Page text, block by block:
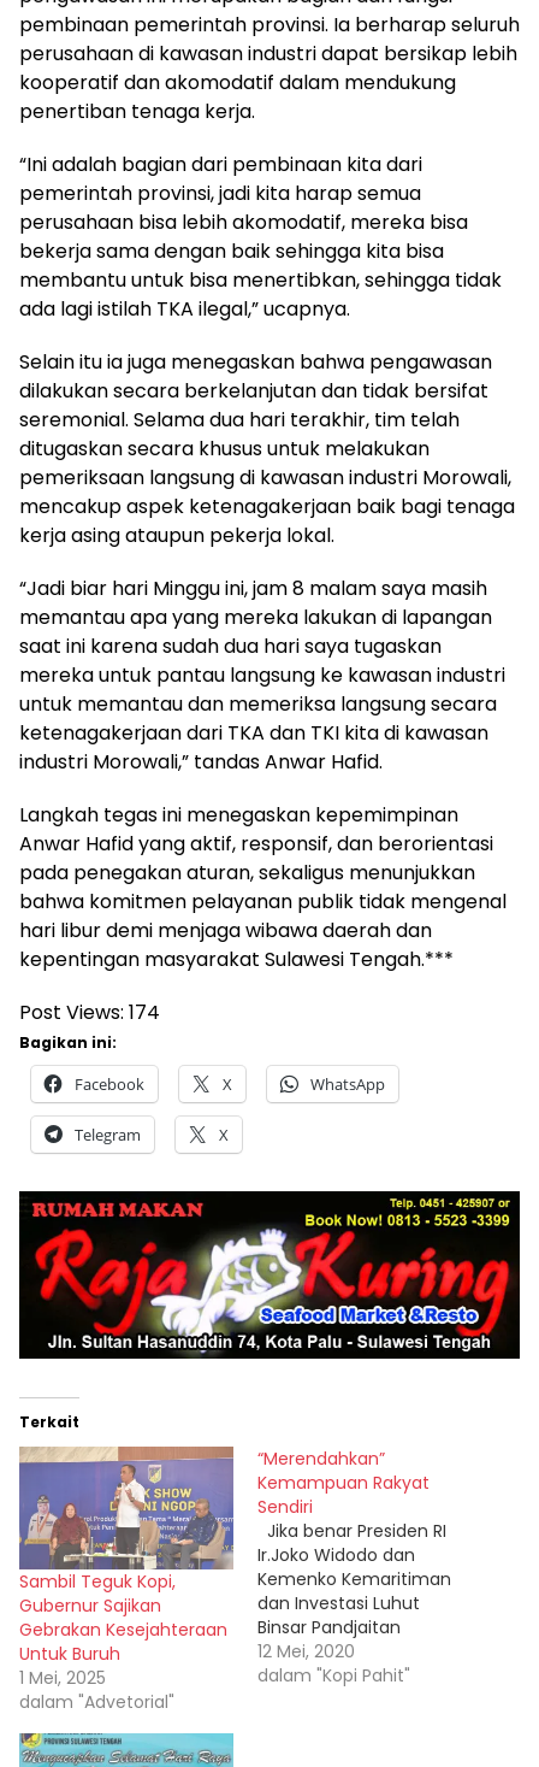
pembinaan pemerintah provinsi. Ia berharap seluruh
perusahaan di kawasan industri dapat bersikap lebih
kooperatif dan akomodatif dalam mendukung
penertiban tenaga kerja.
“Ini adalah bagian dari pembinaan kita dari
pemerintah provinsi, jadi kita harap semua
perusahaan bisa lebih akomodatif, mereka bisa
bekerja sama dengan baik sehingga kita bisa
membantu untuk bisa menertibkan, sehingga tidak
ada lagi istilah TKA ilegal,” ucapnya.
Selain itu ia juga menegaskan bahwa pengawasan
dilakukan secara berkelanjutan dan tidak bersifat
seremonial. Selama dua hari terakhir, tim telah
ditugaskan secara khusus untuk melakukan
pemeriksaan langsung di kawasan industri Morowali,
mencakup aspek ketenagakerjaan baik bagi tenaga
kerja asing ataupun pekerja lokal.
“Jadi biar hari Minggu ini, jam 8 malam saya masih
memantau apa yang mereka lakukan di lapangan
saat ini karena sudah dua hari saya tugaskan
mereka untuk pantau langsung ke kawasan industri
untuk memantau dan memeriksa langsung secara
ketenagakerjaan dari TKA dan TKI kita di kawasan
industri Morowali,” tandas Anwar Hafid.
Langkah tegas ini menegaskan kepemimpinan
Anwar Hafid yang aktif, responsif, dan berorientasi
pada penegakan aturan, sekaligus menunjukkan
bahwa komitmen pelayanan publik tidak mengenal
hari libur demi menjaga wibawa daerah dan
kepentingan masyarakat Sulawesi Tengah.***
Post Views: 174
Bagikan ini:
Facebook X WhatsApp
Telegram X
Terkait
Sambil Teguk Kopi,
Gubernur Sajikan
Gebrakan Kesejahteraan
Untuk Buruh
1 Mei, 2025
dalam "Advetorial"
“Merendahkan”
Kemampuan Rakyat
Sendiri
Jika benar Presiden RI
Ir.Joko Widodo dan
Kemenko Kemaritiman
dan Investasi Luhut
Binsar Pandjaitan
menyebut tenaga kerja
lokal (Indonesia)
12 Mei, 2020
dalam "Kopi Pahit"